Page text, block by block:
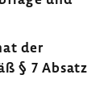
der
§ 7 Absatz